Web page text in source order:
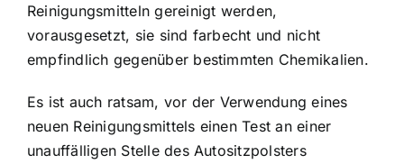
Reinigungsmitteln gereinigt werden,
vorausgesetzt, sie sind farbecht und nicht
empfindlich gegenüber bestimmten Chemikalien.
Es ist auch ratsam, vor der Verwendung eines
neuen Reinigungsmittels einen Test an einer
unauffälligen Stelle des Autositzpolsters